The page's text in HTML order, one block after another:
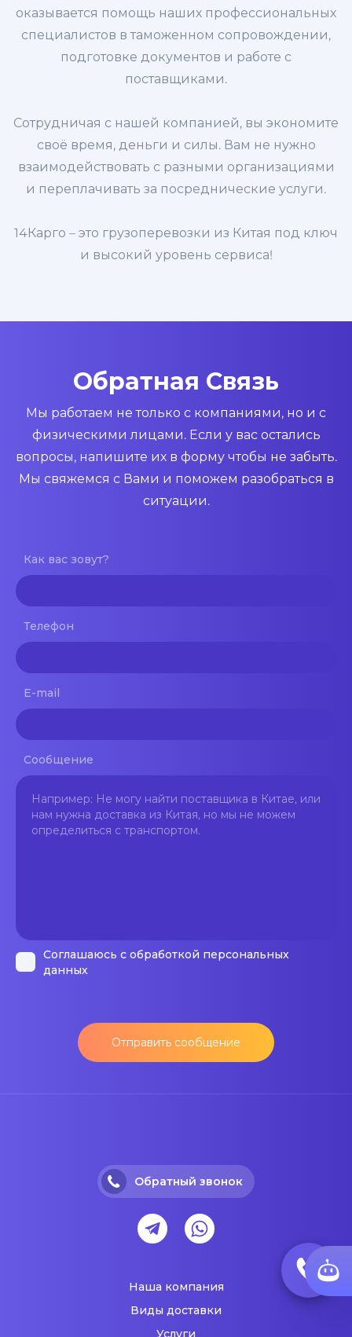
оказывается помощь наших профессиональных
специалистов в таможенном сопровождении,
подготовке документов и работе с
поставщиками.
Сотрудничая с нашей компанией, вы экономите
своё время, деньги и силы. Вам не нужно
взаимодействовать с разными организациями
и переплачивать за посреднические услуги.
14Карго – это грузоперевозки из Китая под ключ
и высокий уровень сервиса!
Обратная Связь
Мы работаем не только с компаниями, но и с
физическими лицами. Если у вас остались
вопросы, напишите их в форму чтобы не забыть.
Мы свяжемся с Вами и поможем разобраться в
ситуации.
Как вас зовут?
Телефон
E-mail
Сообщение
Соглашаюсь с обработкой персональных
данных
Отправить сообщение
Обратный звонок
Наша компания
Виды доставки
Услуги